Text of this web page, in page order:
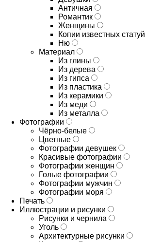
Античная
Романтик
Женщины
Копии известных статуй
Ню
Материал
Из глины
Из дерева
Из гипса
Из пластика
Из керамики
Из меди
Из металла
Фотографии
Чёрно-белые
Цветные
Фотографии девушек
Красивые фотографии
Фотографии женщин
Голые фотографии
Фотографии мужчин
Фотографии моря
Печать
Иллюстрации и рисунки
Рисунки и чернила
Уголь
Архитектурные рисунки